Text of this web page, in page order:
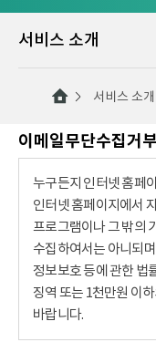
서비스 소개
서비스 소개
이메일무단수집거부
누구든지 인터넷 홈페
인터넷 홈페이지에서
프로그램이나 그 밖의
수집하여서는 아니되
정보보호 등에 관한 법
징역 또는 1천만원 이
바랍니다.